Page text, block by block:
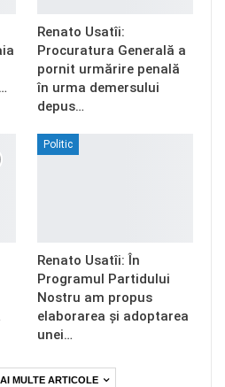
Renato Usatîi:
Procuratura Generală a
pornit urmărire penală
în urma demersului
depus…
Politic
Renato Usatîi: În
Programul Partidului
Nostru am propus
elaborarea și adoptarea
unei…
MULTE ARTICOLE